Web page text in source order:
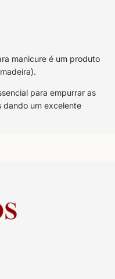
manicure é um produto
para empurrar as
dando um excelente